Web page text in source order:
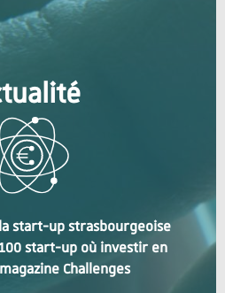
la start-up strasbourgeoise
start-up où investir en
Challenges